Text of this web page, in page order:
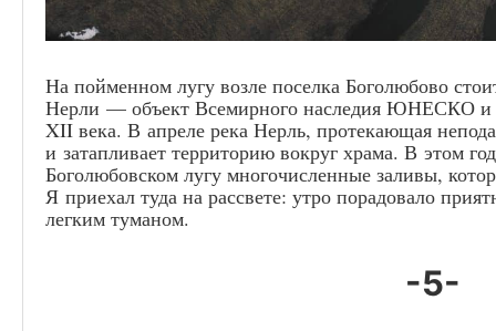
На пойменном лугу возле поселка Боголюбово
Нерли — объект Всемирного наследия ЮНЕСКО и
XII века. В апреле река Нерль, протекающая
и затапливает территорию вокруг храма. В этом
Боголюбовском лугу многочисленные заливы,
Я приехал туда на рассвете: утро порадовало
легким туманом.
-5-